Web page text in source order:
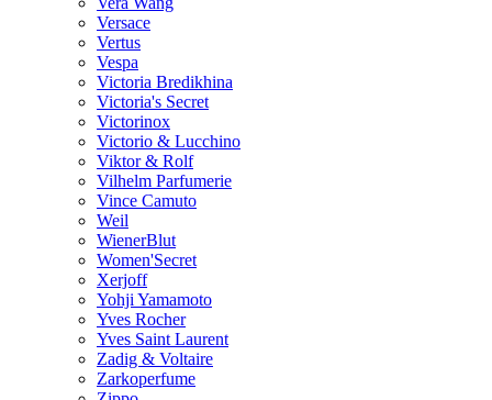
Versace
Vertus
Vespa
Victoria Bredikhina
Victoria's Secret
Victorinox
Victorio & Lucchino
Viktor & Rolf
Vilhelm Parfumerie
Vince Camuto
Weil
WienerBlut
Women'Secret
Xerjoff
Yohji Yamamoto
Yves Rocher
Yves Saint Laurent
Zadig & Voltaire
Zarkoperfume